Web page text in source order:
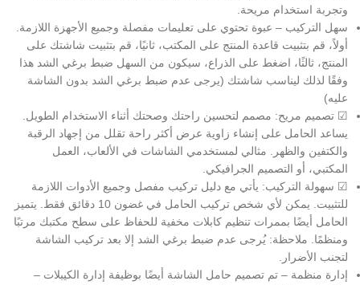
وتجربة استخدام مريحة.
سهل التركيب – عبوة تحتوي على تعليمات مفصلة وجميع الأجهزة اللازمة.
أولاً، قم بتثبيت قاعدة المنتج على المكتب، ثانيًا، قم بتثبيت شاشتك على
المنتج، ثالثًا، اضغط على الذراع، سيكون من السهل ضبط برغي الشد هذا
وفقًا لذلك ليناسب شاشتك (يرجى عدم ضبط برغي الشد بدون الشاشة
عليه)
☑ تصميم مريح: مصمم لتحسين راحتك وصحتك أثناء الاستخدام الطويل.
يساعد الحامل على إنشاء زاوية عرض أكثر راحة تقلل من إجهاد الرقبة
والكتفين والظهر. مثالي لمستخدمي الشاشات في الألعاب، العمل
المكتبي، أو التصميم الجرافيكي.
☑ سهولة التركيب: يأتي مع دليل تركيب مفصل وجميع الأدوات اللازمة
للتثبيت. يمكن لأي شخص تركيب الحامل في غضون 10 دقائق فقط. يتميز
الحامل أيضًا بممرات تنظيم كابلات مخفية للحفاظ على سطح مكتبك مرتبًا
ومنظمًا. ملاحظة: يُرجى عدم ضبط برغي الشد إلا بعد تركيب الشاشة
لتجنب الأضرار.
إدارة منظمة – تم تصميم حامل الشاشة أيضًا بوظيفة إدارة الكيبلات –